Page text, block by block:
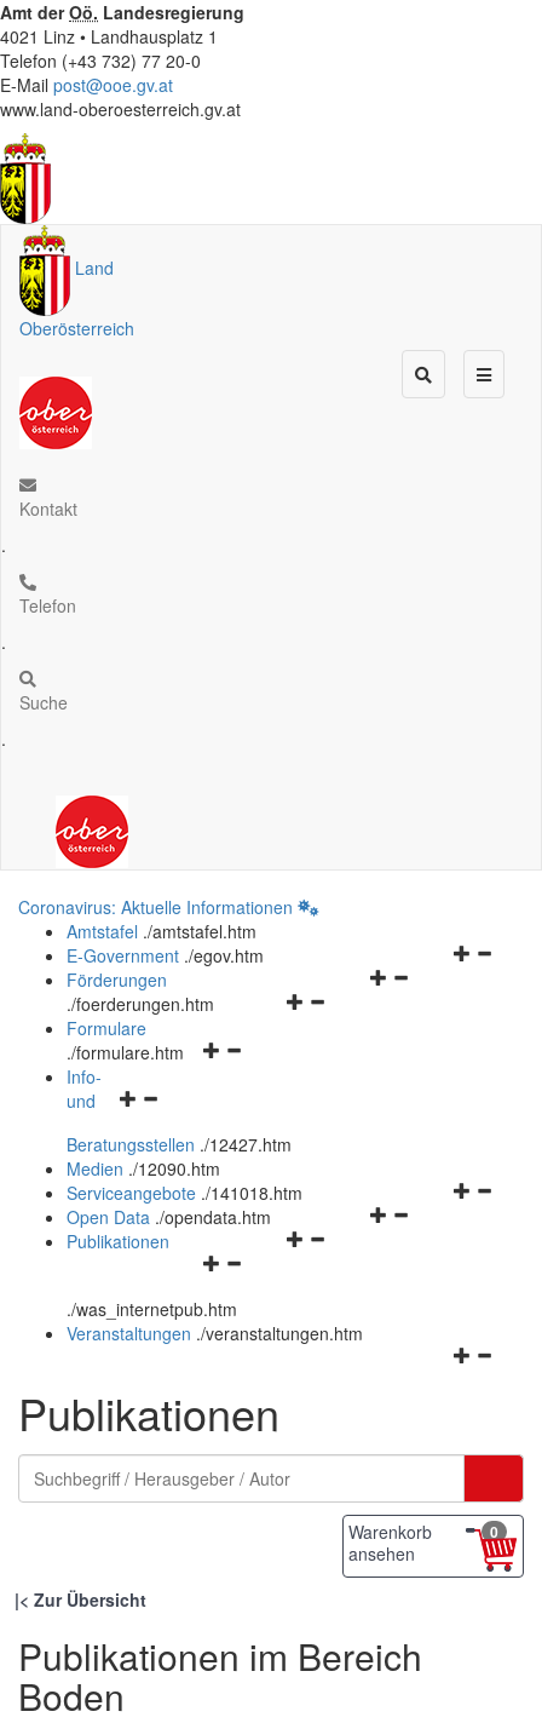
Amt derOö. Landesregierung
4021 Linz • Landhausplatz 1
Telefon (+43 732) 77 20-0
E-Mail post@ooe.gv.at
www.land-oberoesterreich.gv.at
Land
Oberösterreich
Kontakt
.
Telefon
.
Suche
.
Coronavirus: Aktuelle Informationen
Amtstafel ./amtstafel.htm
Navigationsmenü
E-Government ./egov.htm
Navigationsmenü
Förderungen
./foerderungen.htm
Navigationsmenü
Formulare
./formulare.htm
Navigationsmenü
und
schließen
Info-
und
Beratungsstellen ./12427.htm
Medien ./12090.htm
Navigationsmenü
Serviceangebote ./141018.htm
Navigationsmenü
Open Data ./opendata.htm
Navigationsmenü
und
schließen
Publikationen
./was_internetpub.htm
Veranstaltungen ./veranstaltungen.htm
Publikationen
Warenkorb
ansehen
0
Zur Übersicht
Publikationen im Bereich
Boden